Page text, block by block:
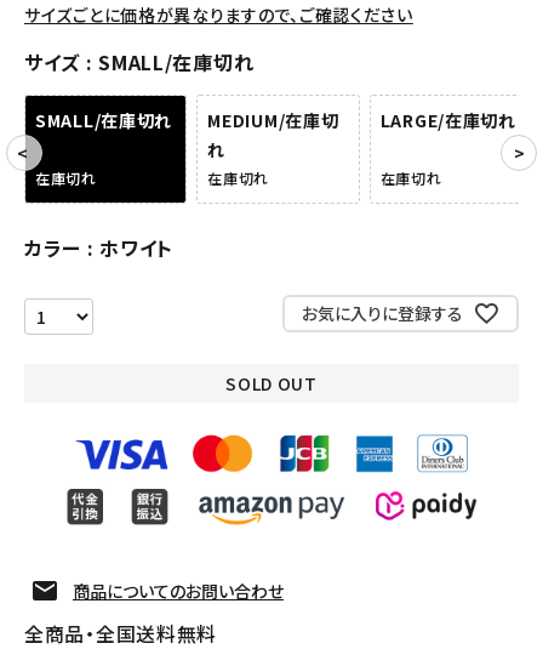
SEASON
CONTENTS
ACCOUNT MENU
ようこそ ゲスト 様
サイズごとに価格が異なりますので、ご確認ください
サイズ SMALL/在庫切れ
SMALL/在庫切れ
在庫切れ
MEDIUM/在庫切
れ
在庫切れ
LARGE/在庫切れ
在庫切れ
カラー ホワイト
お気に入りに登録する
SOLD OUT
商品についてのお問い合わせ
全商品・全国送料無料